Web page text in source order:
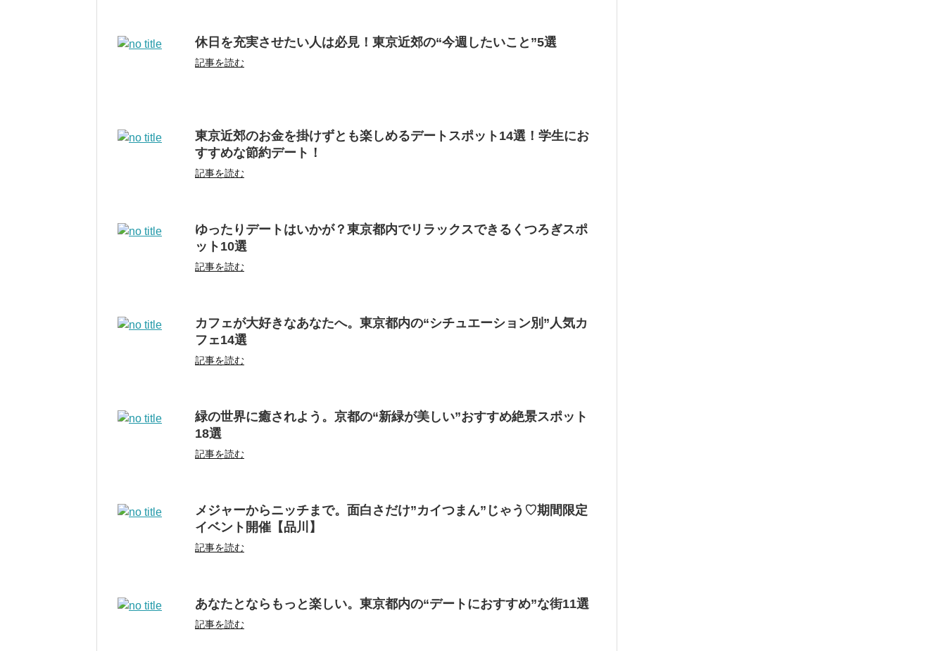
休日を充実させたい人は必見！東京近郊の“今週したいこと”5選
記事を読む
東京近郊のお金を掛けずとも楽しめるデートスポット14選！学生にお
すすめな節約デート！
記事を読む
ゆったりデートはいかが？東京都内でリラックスできるくつろぎスポ
ット10選
記事を読む
カフェが大好きなあなたへ。東京都内の“シチュエーション別”人気カ
フェ14選
記事を読む
緑の世界に癒されよう。京都の“新緑が美しい”おすすめ絶景スポット
18選
記事を読む
メジャーからニッチまで。面白さだけ”カイつまん”じゃう♡期間限定
イベント開催【品川】
記事を読む
あなたとならもっと楽しい。東京都内の“デートにおすすめ”な街11選
記事を読む